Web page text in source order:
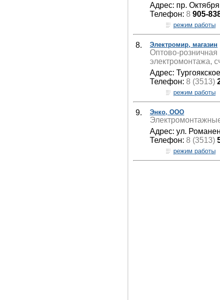
Адрес: пр.
Телефон: 8 905-
режим работы
8. Электромир, магазин
Оптово-розничная
электромонтажа,
Адрес:
Телефон: 8 (3513)
режим работы
9. Энко, ООО
Адрес: ул.
Телефон: 8 (3513)
режим работы